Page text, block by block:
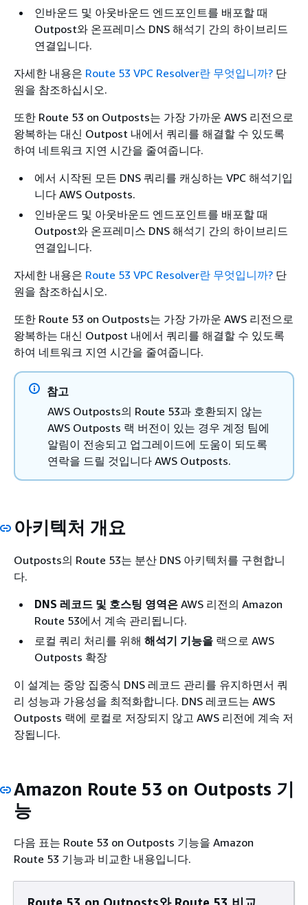
인바운드 및 아웃바운드 엔드포인트를 배포할 때
Outpost와 온프레미스 DNS 해석기 간의 하이브리드
연결입니다.
자세한 내용은 Route 53 VPC Resolver란 무엇입니까? 단
원을 참조하십시오.
또한 Route 53 on Outposts는 가장 가까운 AWS 리전으로
왕복하는 대신 Outpost 내에서 쿼리를 해결할 수 있도록
하여 네트워크 지연 시간을 줄여줍니다.
에서 시작된 모든 DNS 쿼리를 캐싱하는 VPC 해석기입
니다 AWS Outposts.
인바운드 및 아웃바운드 엔드포인트를 배포할 때
Outpost와 온프레미스 DNS 해석기 간의 하이브리드
연결입니다.
자세한 내용은 Route 53 VPC Resolver란 무엇입니까? 단
원을 참조하십시오.
또한 Route 53 on Outposts는 가장 가까운 AWS 리전으로
왕복하는 대신 Outpost 내에서 쿼리를 해결할 수 있도록
하여 네트워크 지연 시간을 줄여줍니다.
참고
AWS Outposts의 Route 53과 호환되지 않는
AWS Outposts 랙 버전이 있는 경우 계정 팀에
알림이 전송되고 업그레이드에 도움이 되도록
연락을 드릴 것입니다 AWS Outposts.
아키텍처 개요
Outposts의 Route 53는 분산 DNS 아키텍처를 구현합니
다.
DNS 레코드 및 호스팅 영역은 AWS 리전의 Amazon
Route 53에서 계속 관리됩니다.
로컬 쿼리 처리를 위해 해석기 기능을 랙으로 AWS
Outposts 확장
이 설계는 중앙 집중식 DNS 레코드 관리를 유지하면서 쿼
리 성능과 가용성을 최적화합니다. DNS 레코드는 AWS
Outposts 랙에 로컬로 저장되지 않고 AWS 리전에 계속 저
장됩니다.
Amazon Route 53 on Outposts 기
능
다음 표는 Route 53 on Outposts 기능을 Amazon
Route 53 기능과 비교한 내용입니다.